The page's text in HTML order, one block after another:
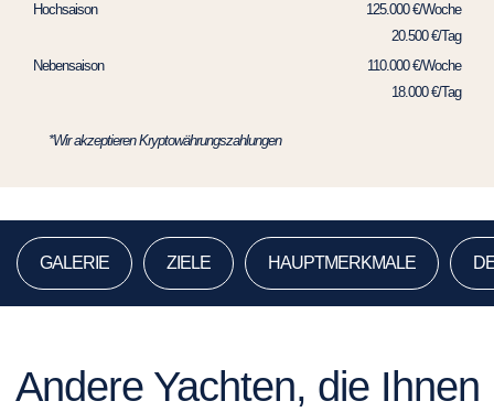
Hochsaison
125.000 €/Woche
20.500 €/Tag
Nebensaison
110.000 €/Woche
18.000 €/Tag
*Wir akzeptieren Kryptowährungszahlungen
GALERIE ZIELE HAUPTMERKMALE
Andere Yachten, die Ihnen